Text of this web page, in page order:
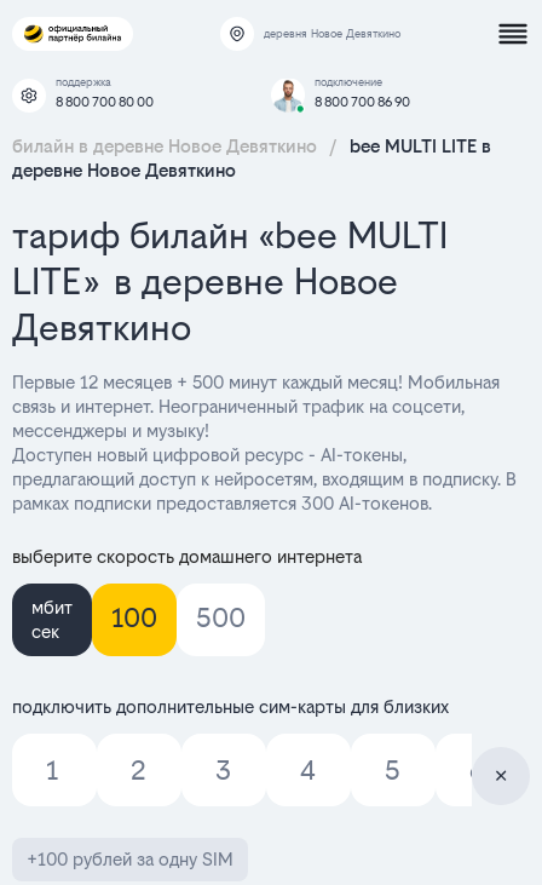
деревня Новое Девяткино
поддержка
8 800 700 80 00
подключение
8 800 700 86 90
билайн в деревне Новое Девяткино /
bee MULTI LITE в
деревне Новое Девяткино
тариф билайн «bee MULTI
LITE» в деревне Новое
Девяткино
Первые 12 месяцев + 500 минут каждый месяц! Мобильная
связь и интернет. Неограниченный трафик на соцсети,
мессенджеры и музыку!
Доступен новый цифровой ресурс - AI-токены,
предлагающий доступ к нейросетям, входящим в подписку. В
рамках подписки предоставляется 300 AI-токенов.
выберите скорость домашнего интернета
мбит
сек
100 500
подключить дополнительные сим-карты для близких
1 2 3 4 5 6
+100 рублей за одну SIM